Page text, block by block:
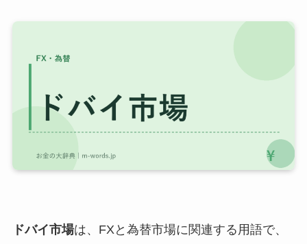
ドバイ市場は、FXと為替市場に関連する用語で、